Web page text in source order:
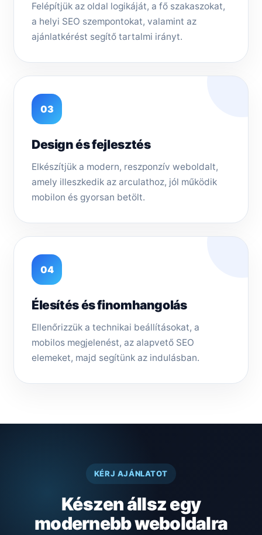
Felépítjük az oldal logikáját, a fő szakaszokat,
a helyi SEO szempontokat, valamint az
ajánlatkérést segítő tartalmi irányt.
03
Design és fejlesztés
Elkészítjük a modern, reszponzív weboldalt,
amely illeszkedik az arculathoz, jól működik
mobilon és gyorsan betölt.
04
Élesítés és finomhangolás
Ellenőrizzük a technikai beállításokat, a
mobilos megjelenést, az alapvető SEO
elemeket, majd segítünk az indulásban.
KÉRJ AJÁNLATOT
Készen állsz egy
modernebb weboldalra